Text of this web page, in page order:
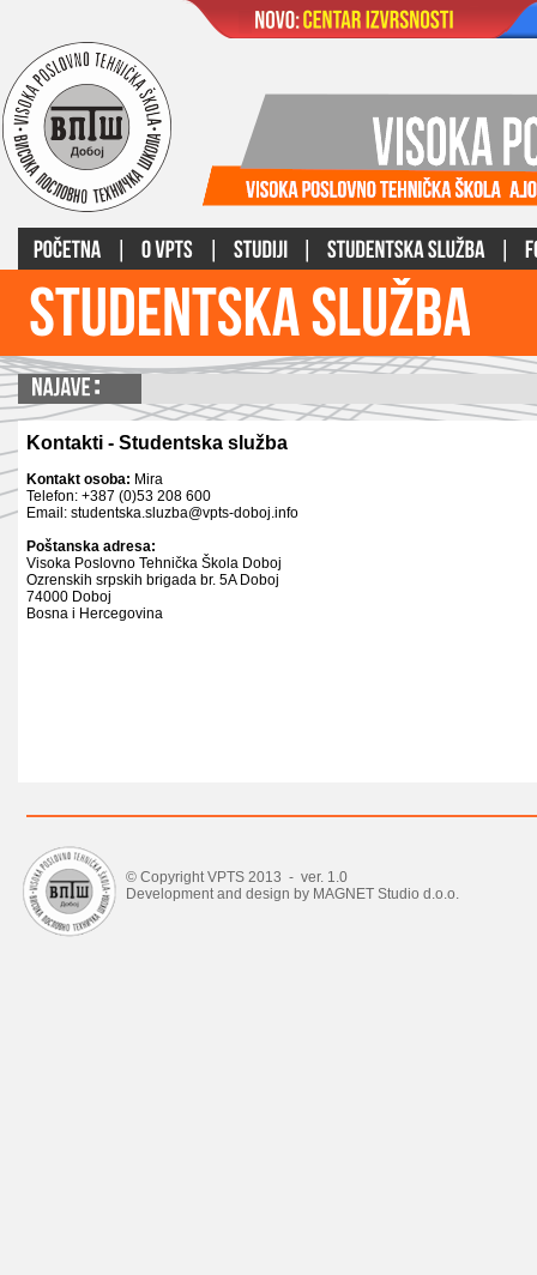
Kontakti - Studentska služba
Kontakt osoba: Mira
Telefon: +387 (0)53 208 600
Email: studentska.sluzba@vpts-doboj.info
Poštanska adresa:
Visoka Poslovno Tehnička Škola Doboj
Ozrenskih srpskih brigada br. 5A Doboj
74000 Doboj
Bosna i Hercegovina
© Copyright VPTS 2013 - ver. 1.0
Development and design by MAGNET Studio d.o.o.